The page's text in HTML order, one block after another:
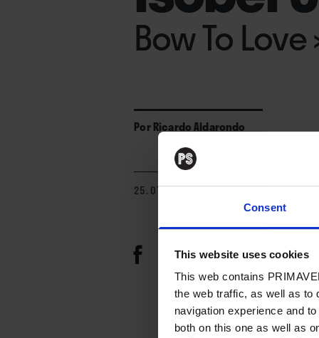
Consent
This website uses cookies
This web contains
the web traffic, as well as to
navigation experience and
both on this one as well as
Bow To Love
PorRicardo Aldarondo
25. 07. 2024